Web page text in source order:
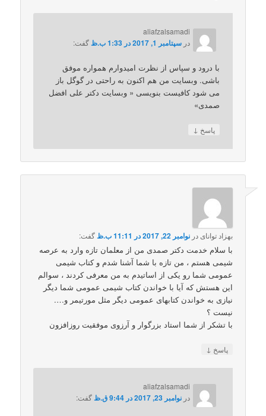
aliafzalsamadi
درسپتامبر 1, 2017 در 1:33 ب.ظ گفت:
با درود و سپاس از نظرت امیدوارم همواره موفق
باشی. وبسایت من هم اکنون به راحتی در گوگل باز
می شود کافیست بنویسی « وبسایت دکتر علی افضل
صمدی»
پاسخ ↓
بهزاد توانای درنوامبر 22, 2017 در 11:11 ب.ظ گفت:
با سلام خدمت دکتر صمدی من از معلمان تازه وارد به عرصه
شیمی هستم ، من تازه با شما آشنا شدم و کتاب شیمی
عمومی شما رو یکی از اساتیدم به من معرفی کردند ، سوالم
این هستش که آیا با خواندن کتاب شیمی عمومی شما دیگر
نیازی به خواندن کتابهای عمومی دیگر مثل مورتیمر و….
نیست ؟
با تشکر از شما استاد بزرگوار و آرزوی موفقیت روزافزون
پاسخ ↓
aliafzalsamadi
درنوامبر 23, 2017 در 9:44 ق.ظ گفت: